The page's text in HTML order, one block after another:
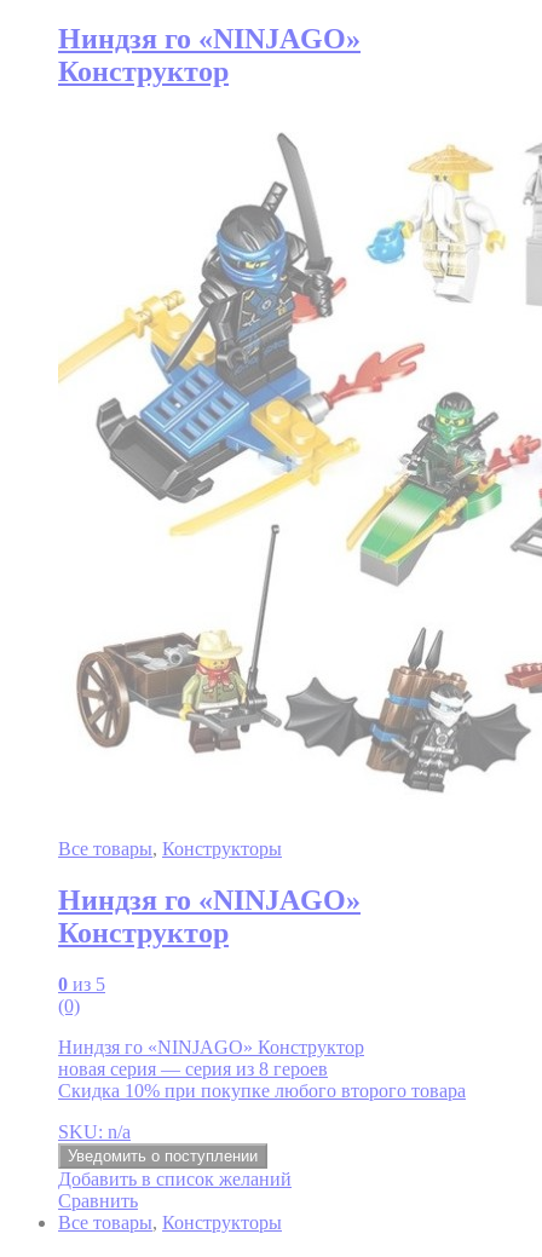
Ниндзя го «NINJAGO»
Конструктор
Все товары, Конструкторы
Ниндзя го «NINJAGO»
Конструктор
0 из 5
(0)
Ниндзя го «NINJAGO» Конструктор
новая серия — серия из 8 героев
Скидка 10% при покупке любого второго товара
SKU: n/a
Уведомить о поступлении
Добавить в список желаний
Сравнить
Все товары, Конструкторы